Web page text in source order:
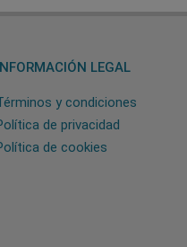
LEGAL
y condiciones
de privacidad
de cookies